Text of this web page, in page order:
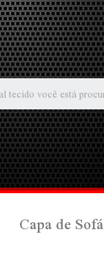
Capa de Sofá